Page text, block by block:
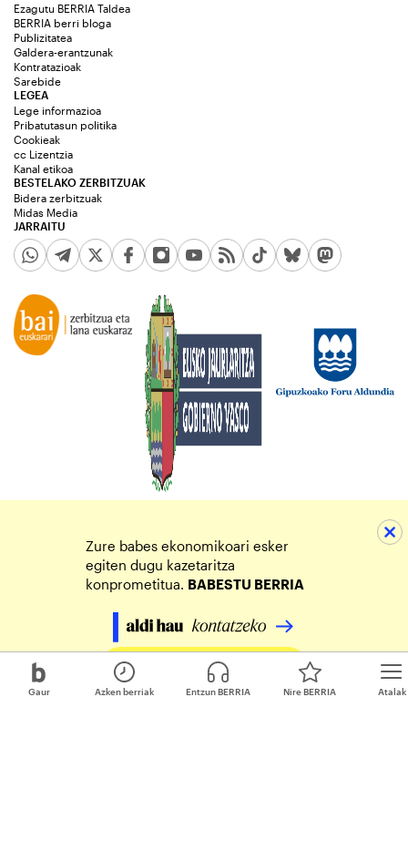
Gaur Atalak
Azken berriak Entzun BERRIA Nire BERRIA
Ezagutu BERRIA Taldea
BERRIA berri bloga
Publizitatea
Galdera-erantzunak
Kontratazioak
Sarebide
JARRAITU
LEGEA
Lege informazioa
Pribatutasun politika
Cookieak
cc Lizentzia
Kanal etikoa
BESTELAKO ZERBITZUAK
Bidera zerbitzuak
Midas Media
Zure babes ekonomikoari esker
egiten dugu kazetaritza
konprometitua. BABESTU BERRIA
Egin zure ekarpena